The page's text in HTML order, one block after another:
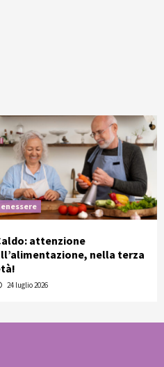
attenzione
nella terza
24 luglio 2026